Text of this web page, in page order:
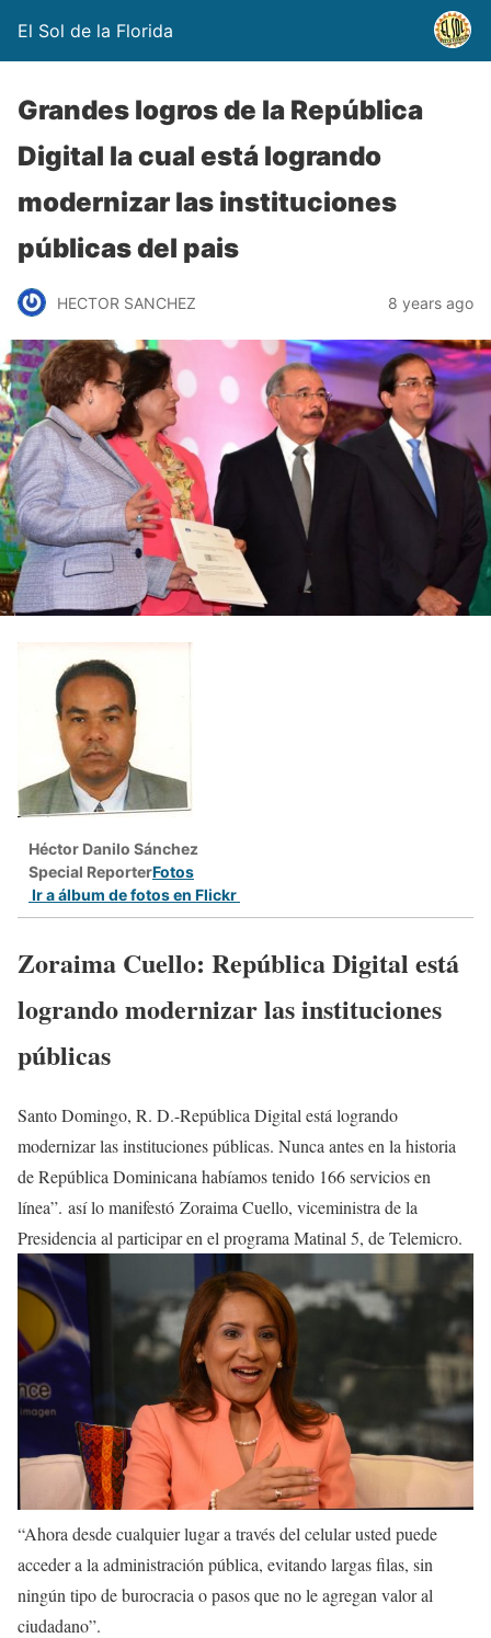
El Sol de la Florida
Grandes logros de la República
Digital la cual está logrando
modernizar las instituciones
públicas del pais
HECTOR SANCHEZ 8 years ago
Héctor Danilo Sánchez
Special ReporterFotos
Ir a álbum de fotos en Flickr
Zoraima Cuello: República Digital está
logrando modernizar las instituciones
públicas
Santo Domingo, R. D.-República Digital está logrando
modernizar las instituciones públicas. Nunca antes en la historia
de República Dominicana habíamos tenido 166 servicios en
línea”. así lo manifestó Zoraima Cuello, viceministra de la
Presidencia al participar en el programa Matinal 5, de Telemicro.
“Ahora desde cualquier lugar a través del celular usted puede
acceder a la administración pública, evitando largas filas, sin
ningún tipo de burocracia o pasos que no le agregan valor al
ciudadano”.